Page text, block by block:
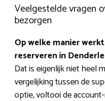
Veelgestelde vragen
bezorgen
Op welke manier
reserveren in
Dat is eigenlijk niet heel
vergelijking tussen de
optie, voltooi de